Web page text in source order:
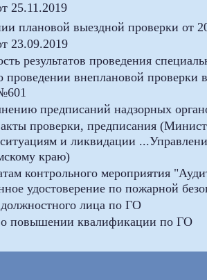
25.11.2019
плановой выездной проверки от
23.09.2019
результатов проведения
проведении внеплановой проверки
предписаний надзорных
проверки, предписания
и ликвидации
краю)
контрольного мероприятия
удостоверение по пожарной
лица по ГО
о повышении квалификации по ГО